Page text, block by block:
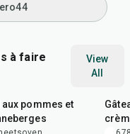
à faire
View
All
pommes et